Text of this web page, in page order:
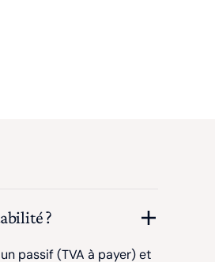
?
passif (TVA à payer) et